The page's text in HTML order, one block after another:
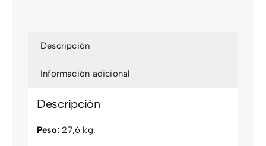
Descripción
Información adicional
Descripción
Peso: 27,6 kg.